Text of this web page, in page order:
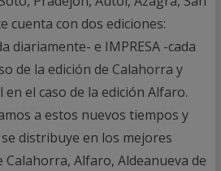
cuenta con dos ediciones:
diariamente- e IMPRESA -cada
de la edición de Calahorra y
en el caso de la edición Alfaro.
a estos nuevos tiempos y
distribuye en los mejores
Calahorra, Alfaro, Aldeanueva de